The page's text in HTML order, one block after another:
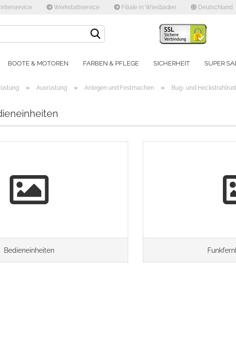
Werkstattservice Filiale in Wiesbaden Deutschland
Lieferland
Konto erstellen
Schnelle
BOOTE & MOTOREN FARBEN & PFLEGE SICHERHEIT SUPER
» Ausrüstung » Anlegen und Festmachen » Bug- und
Bedieneinheiten